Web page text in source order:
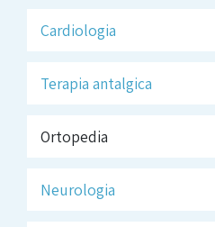
Cardiologia
Terapia antalgica
Ortopedia
Neurologia